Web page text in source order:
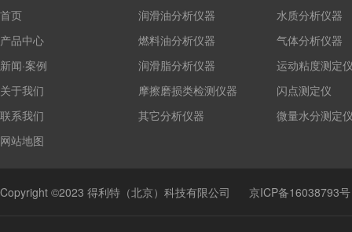
首页
产品中心
新闻·案例
关于我们
联系我们
网站地图
润滑油分析仪器
燃料油分析仪器
润滑脂分析仪器
摩擦磨损类检测仪器
其它分析仪器
水质分析仪器
气体分析仪器
运动粘度测定
闪点测定仪
微量水分测定
Copyright ©2023 得利特（北京）科技有限公司 京ICP备16038793号